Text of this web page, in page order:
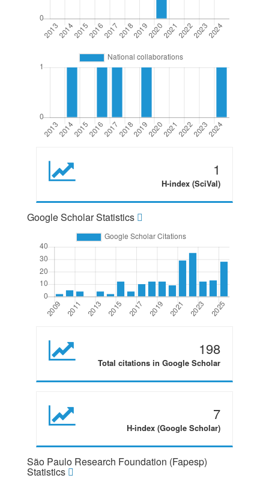
1
H-index (SciVal)
Google Scholar Statistics
198
Total citations in Google Scholar
7
H-index (Google Scholar)
São Paulo Research Foundation (Fapesp)
Statistics